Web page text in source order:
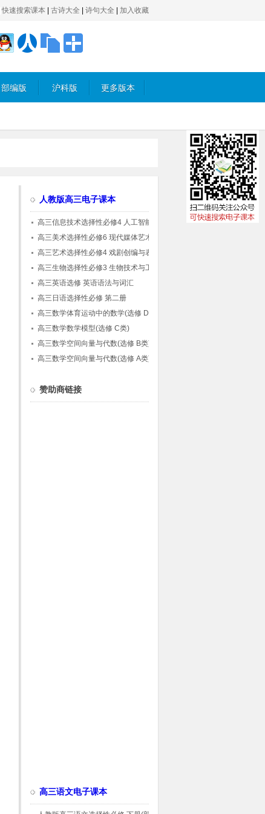
快速搜索课本 古诗大全 诗句大全 加入收藏
部编版 沪科版 更多版本
人教版高三电子课本
高三信息技术选择性必修4 人工智能初步(人
教中图版)
高三美术选择性必修6 现代媒体艺术
高三艺术选择性必修4 戏剧创编与表演
高三生物选择性必修3 生物技术与工程
高三英语选修 英语语法与词汇
高三日语选择性必修 第二册
高三数学体育运动中的数学(选修 D类)
高三数学数学模型(选修 C类)
高三数学空间向量与代数(选修 B类)
高三数学空间向量与代数(选修 A类)
赞助商链接
高三语文电子课本